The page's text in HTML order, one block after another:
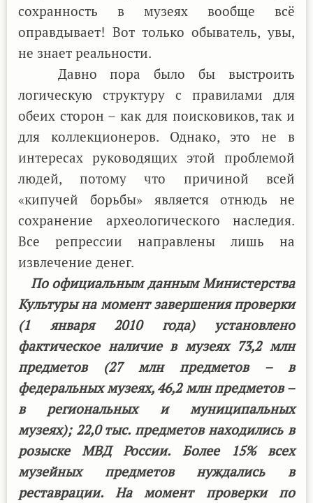
сохранность в музеях вообще всё
оправдывает! Вот только обыватель, увы,
не знает реальности.
Давно пора было бы выстроить
логическую структуру с правилами для
обеих сторон – как для поисковиков, так и
для коллекционеров. Однако, это не в
интересах руководящих этой проблемой
людей, потому что причиной всей
«кипучей борьбы» является отнюдь не
сохранение археологического наследия.
Все репрессии направлены лишь на
извлечение денег.
По официальным данным Министерства
Культуры на момент завершения проверки
(1 января 2010 года) установлено
фактическое наличие в музеях 73,2 млн
предметов (27 млн предметов – в
федеральных музеях, 46,2 млн предметов –
в региональных и муниципальных
музеях); 22,0 тыс. предметов находились в
розыске МВД России. Более 15% всех
музейных предметов нуждались в
реставрации. На момент проверки по